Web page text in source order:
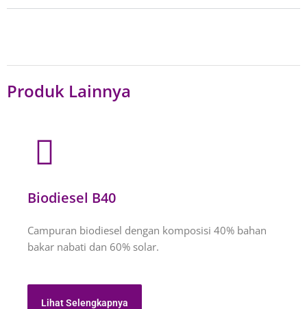
Produk Lainnya
Biodiesel B40
Campuran biodiesel dengan komposisi 40% bahan
bakar nabati dan 60% solar.
Lihat Selengkapnya